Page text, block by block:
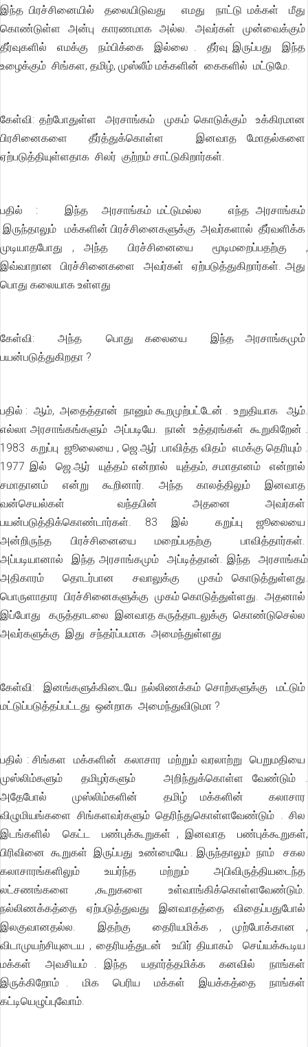
இந்த பிரச்சினையில் தலையிடுவது எமது நாட்டு மக்கள் மீது
கொண்டுள்ள அன்பு காரணமாக அல்ல. அவர்கள் முன்வைக்கும்
தீர்வுகளில் எமக்கு நம்பிக்கை இல்லை . தீர்வு இருப்பது இந்த
உழைக்கும் சிங்கள, தமிழ், முஸ்லீம் மக்களின் கைகளில் மட்டுமே.
கேள்வி: தற்போதுள்ள அரசாங்கம் முகம் கொடுக்கும் உக்கிரமான
பிரசினைகளை தீர்த்துக்கொள்ள இனவாத மோதல்களை
ஏற்படுத்தியுள்ளதாக சிலர் குற்றம் சாட்டுகிறார்கள்.
பதில் : இந்த அரசாங்கம் மட்டுமல்ல எந்த அரசாங்கம்
இருந்தாலும் மக்களின் பிரச்சினைகளுக்கு அவர்களால் தீர்வளிக்க
முடியாதபோது , அந்த பிரச்சினையை மூடிமறைப்பதற்கு ,
இவ்வாறான பிரச்சினைகளை அவர்கள் ஏற்படுத்துகிறார்கள். அது
பொது கலையாக உள்ளது
கேள்வி: அந்த பொது கலையை இந்த அரசாங்கமும்
பயன்படுத்துகிறதா ?
பதில் : ஆம், அதைத்தான் நானும் கூறமுற்பட்டேன் . உறுதியாக ஆம்.
எல்லா அரசாங்கங்களும் அப்படியே. நான் உத்தரங்கள் கூறுகிறேன் .
1983 கறுப்பு ஜூலையை , ஜெ.ஆர் .பாவித்த விதம் எமக்கு தெரியும் .
1977 இல் ஜெ.ஆர் யுத்தம் என்றால் யுத்தம், சமாதானம் என்றால்
சமாதானம் என்று கூறினார். அந்த காலத்திலும் இனவாத
வன்செயல்கள் வந்தபின் அதனை அவர்கள்
பயன்படுத்திக்கொண்டார்கள். 83 இல் கறுப்பு ஜூலையை
அன்றிருந்த பிரச்சினையை மறைப்பதற்கு பாவித்தார்கள்.
அப்படியானால் இந்த அரசாங்கமும் அப்டித்தான். இந்த அரசாங்கம்
அதிகாரம் தொடர்பான சவாலுக்கு முகம் கொடுத்துள்ளது.
பொருளாதார பிரச்சினைகளுக்கு முகம் கொடுத்துள்ளது. அதனால்
இப்போது கருத்தாடலை இனவாத கருத்தாடலுக்கு கொண்டுசெல்ல
அவர்களுக்கு இது சந்தர்ப்பமாக அமைந்துள்ளது
கேள்வி: இனங்களுக்கிடையே நல்லிணக்கம் சொற்களுக்கு மட்டும்
மட்டுப்படுத்தப்பட்டது ஒன்றாக அமைந்துவிடுமா ?
பதில் : சிங்கள மக்களின் கலாசார மற்றும் வரலாற்று பெறுமதியை
முஸ்லிம்களும் தமிழர்களும் அறிந்துக்கொள்ள வேண்டும் .
அதேபோல் முஸ்லிம்களின் தமிழ் மக்களின் கலாசார
விழுமியங்களை சிங்களவர்களும் தெரிந்துகொள்ளவேண்டும் . சில
இடங்களில் கெட்ட பண்புக்கூறுகள் , இனவாத பண்புக்கூறுகள்,
பிரிவினை கூறுகள் இருப்பது உண்மையே . இருந்தாலும் நாம் சகல
கலாசாரங்களிலும் உயர்ந்த மற்றும் அபிவிருத்தியடைந்த
லட்சணங்களை ,கூறுகளை உள்வாங்கிக்கொள்ளவேண்டும்.
நல்லிணக்கத்தை ஏற்படுத்துவது இனவாதத்தை விதைப்பதுபோல்
இலகுவானதல்ல. இதற்கு தைரியமிக்க , முற்போக்கான ,
விடாமுயற்சியுடைய , தைரியத்துடன் உயிர் தியாகம் செய்யக்கூடிய
மக்கள் அவசியம் . இந்த யதார்த்தமிக்க கனவில் நாங்கள்
இருக்கிறோம் . மிக பெரிய மக்கள் இயக்கத்தை நாங்கள்
கட்டியெழுப்புவோம்.